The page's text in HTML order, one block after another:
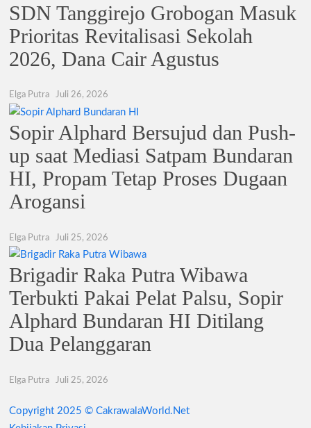
SDN Tanggirejo Grobogan Masuk
Prioritas Revitalisasi Sekolah
2026, Dana Cair Agustus
Elga Putra Juli 26, 2026
Sopir Alphard Bersujud dan Push-
up saat Mediasi Satpam Bundaran
HI, Propam Tetap Proses Dugaan
Arogansi
Elga Putra Juli 25, 2026
Brigadir Raka Putra Wibawa
Terbukti Pakai Pelat Palsu, Sopir
Alphard Bundaran HI Ditilang
Dua Pelanggaran
Elga Putra Juli 25, 2026
Copyright 2025 © CakrawalaWorld.Net